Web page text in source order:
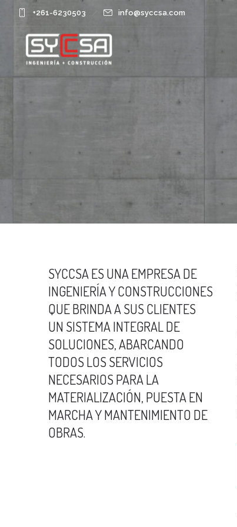
+261-6230503 info@syccsa.com
SYCCSA ES UNA EMPRESA DE
INGENIERÍA Y CONSTRUCCIONES
QUE BRINDA A SUS CLIENTES
UN SISTEMA INTEGRAL DE
SOLUCIONES, ABARCANDO
TODOS LOS SERVICIOS
NECESARIOS PARA LA
MATERIALIZACIÓN, PUESTA EN
MARCHA Y MANTENIMIENTO DE
OBRAS.